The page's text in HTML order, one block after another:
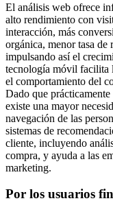
El análisis web ofrece
alto rendimiento con
interacción, más
orgánica, menor tasa de
impulsando así el
tecnología móvil facilita
el comportamiento del
Dado que
existe una mayor
navegación de las
sistemas de
cliente, incluyendo
compra, y ayuda a las
marketing.
Por los usuarios